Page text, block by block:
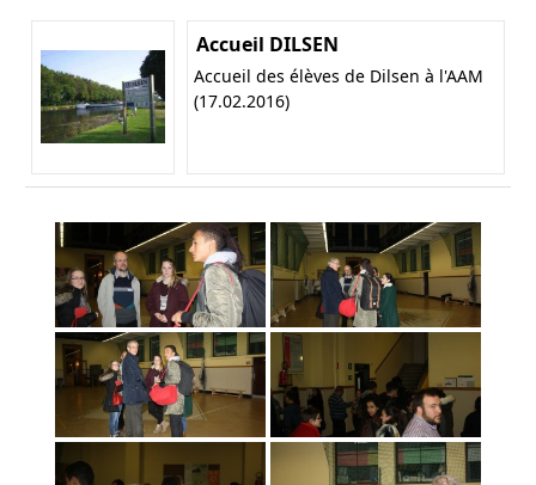
Accueil DILSEN
Accueil des élèves de Dilsen à l'AAM
(17.02.2016)